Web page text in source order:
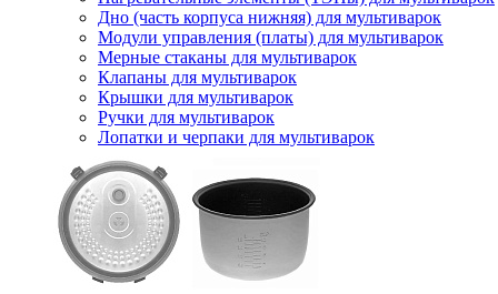
Дно (часть корпуса нижняя) для мультиварок
Модули управления (платы) для мультиварок
Мерные стаканы для мультиварок
Клапаны для мультиварок
Крышки для мультиварок
Ручки для мультиварок
Лопатки и черпаки для мультиварок